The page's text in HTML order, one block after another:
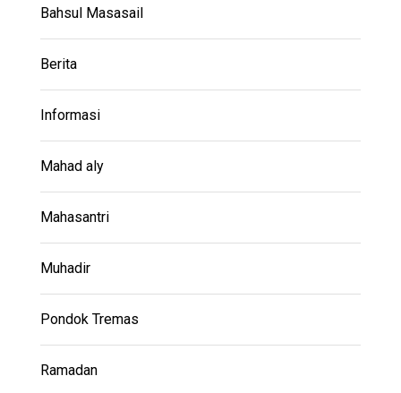
Bahsul Masasail
Berita
Informasi
Mahad aly
Mahasantri
Muhadir
Pondok Tremas
Ramadan